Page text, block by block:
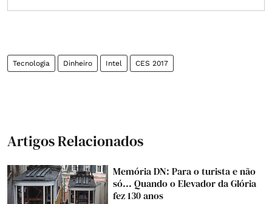
Tecnologia Dinheiro Intel CES 2017
Artigos Relacionados
Memória DN: Para o turista e não
só... Quando o Elevador da Glória
fez 130 anos